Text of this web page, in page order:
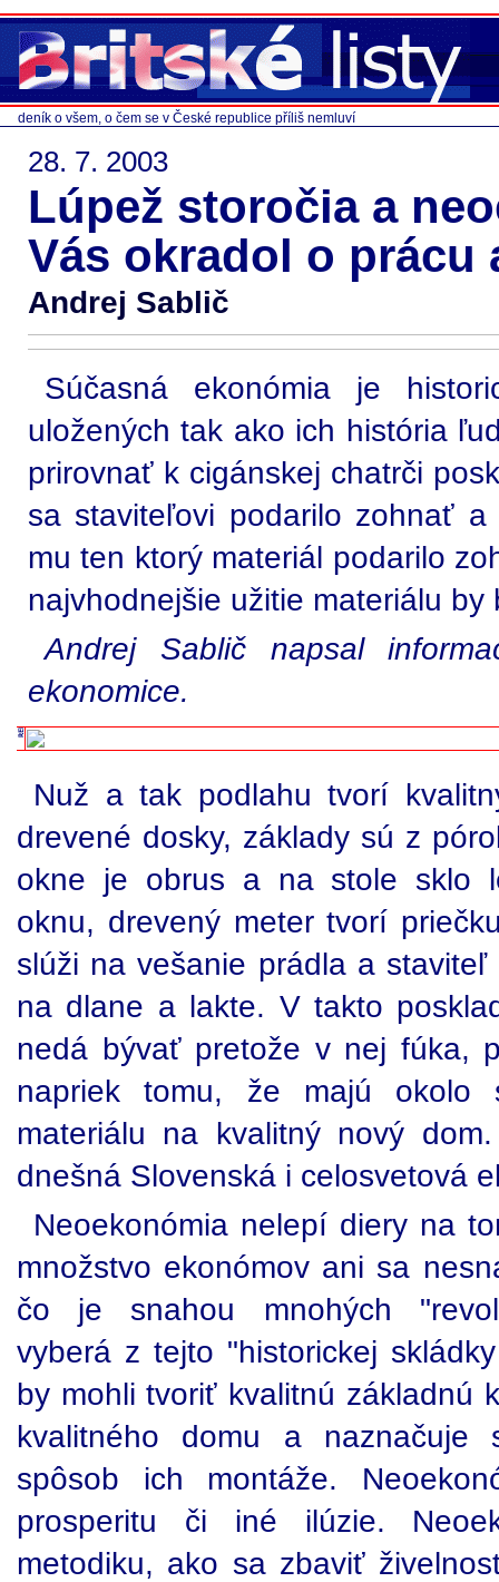
deník o všem, o čem se v České republice příliš nemluví
28. 7. 2003
Lúpež storočia a
Vás okradol o prácu
Andrej Sablič
Súčasná ekonómia je
uložených tak ako ich história
prirovnať k cigánskej chatrči
sa staviteľovi podarilo zohnať
mu ten ktorý materiál podarilo
najvhodnejšie užitie materiálu by
Andrej Sablič napsal
ekonomice.
Nuž a tak podlahu tvorí
drevené dosky, základy sú z
okne je obrus a na stole sklo
oknu, drevený meter tvorí
slúži na vešanie prádla a
na dlane a lakte. V takto
nedá bývať pretože v nej fúka,
napriek tomu, že majú okolo
materiálu na kvalitný nový
dnešná Slovenská i celosvetová
Neoekonómia nelepí diery na
množstvo ekonómov ani sa
čo je snahou mnohých
vyberá z tejto "historickej
by mohli tvoriť kvalitnú základnú
kvalitného domu a naznačuje
spôsob ich montáže.
prosperitu či iné ilúzie.
metodiku, ako sa zbaviť